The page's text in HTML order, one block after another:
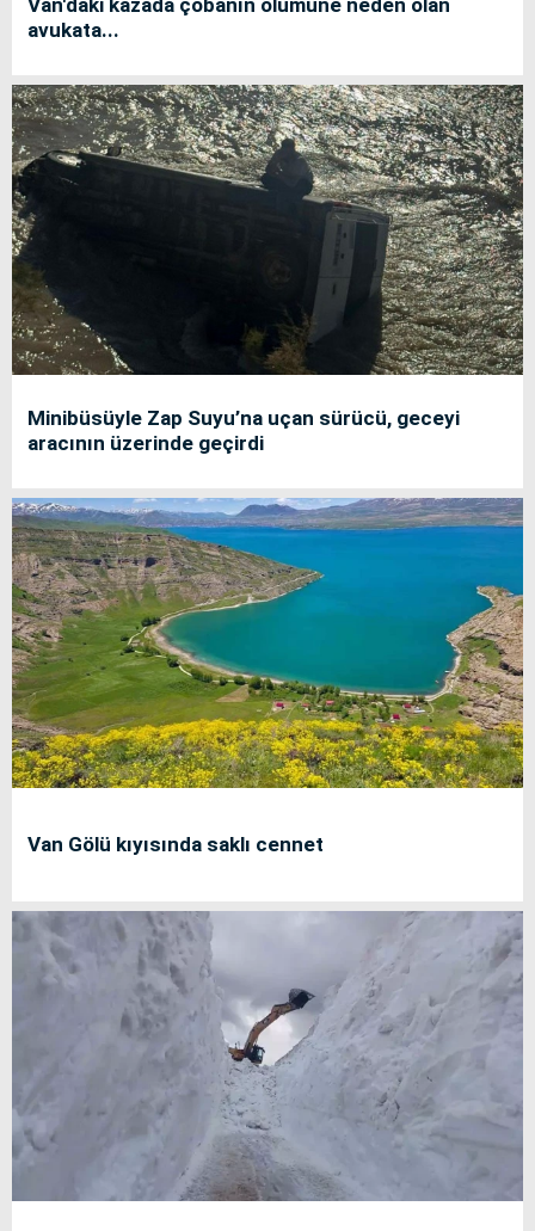
Van'daki kazada çobanın ölümüne neden olan
avukata...
Minibüsüyle Zap Suyu’na uçan sürücü, geceyi
aracının üzerinde geçirdi
Van Gölü kıyısında saklı cennet